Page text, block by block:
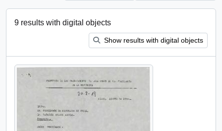
9 results with digital objects
Show results with digital objects